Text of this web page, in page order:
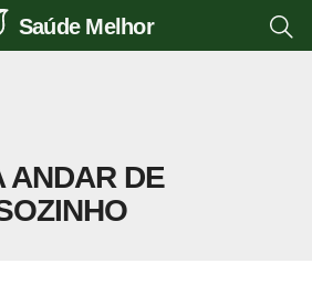
Saúde Melhor
ANDAR DE